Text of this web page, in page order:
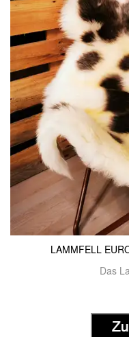
LAMMFELL
Das